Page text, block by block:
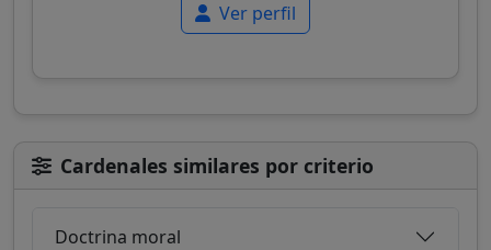
Ver perfil
Cardenales similares por criterio
Doctrina moral